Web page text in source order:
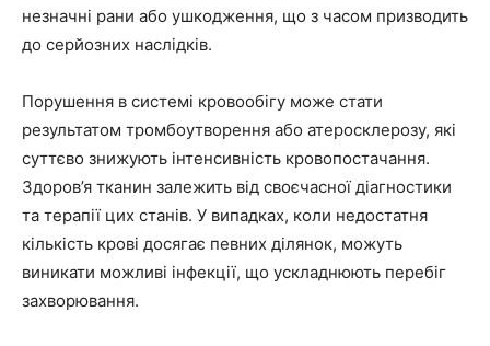
незначні рани або ушкодження, що з часом призводить
до серйозних наслідків.
Порушення в системі кровообігу може стати
результатом тромбоутворення або атеросклерозу, які
суттєво знижують інтенсивність кровопостачання.
Здоров’я тканин залежить від своєчасної діагностики
та терапії цих станів. У випадках, коли недостатня
кількість крові досягає певних ділянок, можуть
виникати можливі інфекції, що ускладнюють перебіг
захворювання.